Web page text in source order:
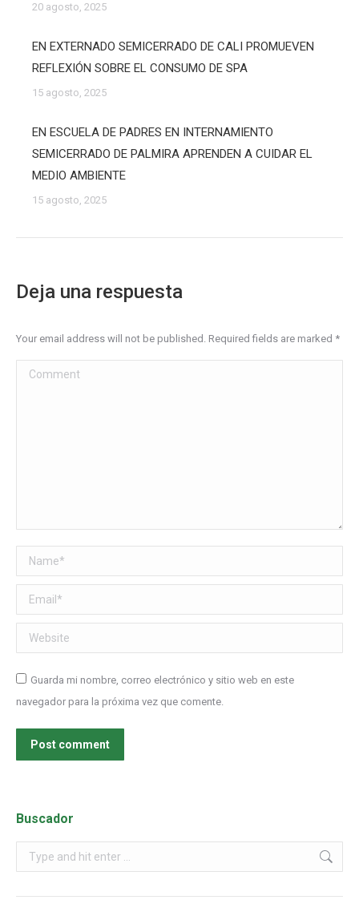
20 agosto, 2025
EN EXTERNADO SEMICERRADO DE CALI PROMUEVEN
REFLEXIÓN SOBRE EL CONSUMO DE SPA
15 agosto, 2025
EN ESCUELA DE PADRES EN INTERNAMIENTO
SEMICERRADO DE PALMIRA APRENDEN A CUIDAR EL
MEDIO AMBIENTE
15 agosto, 2025
Deja una respuesta
Your email address will not be published. Required fields are marked *
Comment
Name *
Email *
Website
Guarda mi nombre, correo electrónico y sitio web en este
navegador para la próxima vez que comente.
Post comment
Buscador